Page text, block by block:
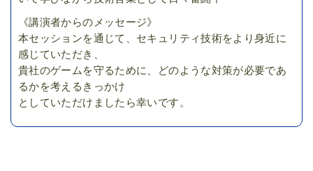
《講演者からのメッセージ》
本セッションを通じて、セキュリティ技術をより身近に
感じていただき、
貴社のゲームを守るために、どのような対策が必要であ
るかを考えるきっかけ
としていただけましたら幸いです。